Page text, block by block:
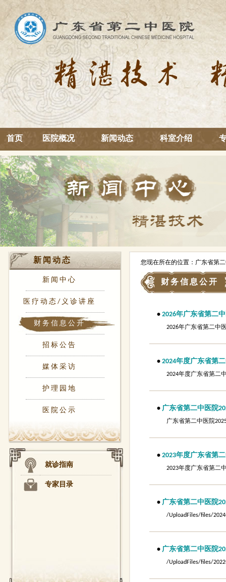
首页 医院概况 新闻动态 科室介绍
新闻动态
新闻中心
医疗动态/义诊讲座
财务信息公开
招标公告
媒体采访
护理园地
医院公示
就诊指南
专家目录
您现在所在的位置：广东省第
财务信息公开
• 2026年广东省第二
2026年广东省第二
• 2024年度广东省第
2024年度广东省第
• 广东省第二中医院
广东省第二中医院
• 2023年度广东省第
2023年度广东省第
• 广东省第二中医院
/UploadFiles/files/
• 广东省第二中医院
/UploadFiles/files/